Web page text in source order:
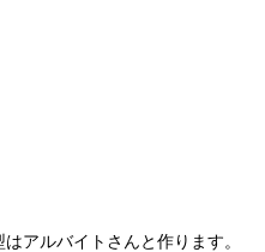
アルバイトさんと作ります。